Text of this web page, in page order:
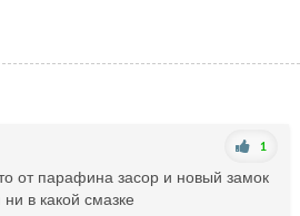
1
от парафина засор и новый замок
в какой смазке